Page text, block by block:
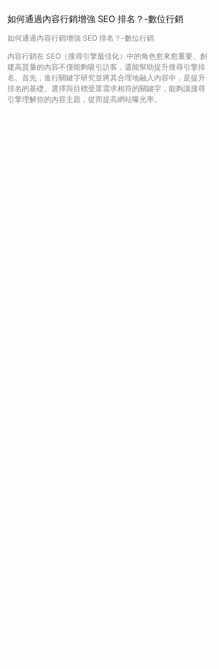
如何通過內容行銷增強 SEO 排名？-數位行銷
如何通過內容行銷增強 SEO 排名？-數位行銷
內容行銷在 SEO（搜尋引擎最佳化）中的角色愈來愈重要。創
建高質量的內容不僅能夠吸引訪客，還能幫助提升搜尋引擎排
名。首先，進行關鍵字研究並將其合理地融入內容中，是提升
排名的基礎。選擇與目標受眾需求相符的關鍵字，能夠讓搜尋
引擎理解你的內容主題，從而提高網站曝光率。